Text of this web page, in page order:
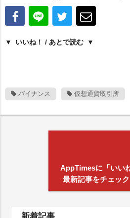
いいね！ / あとで読む
バイナンス 仮想通貨取引所
AppTimesに「いい
最新記事をチェック